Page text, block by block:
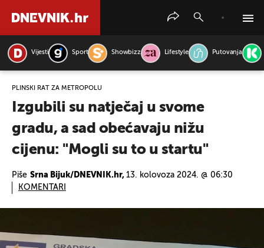
Vijesti Sport Showbizz Lifestyle Putovanja
PLINSKI RAT ZA METROPOLU
Izgubili su natječaj u svome
gradu, a sad obećavaju nižu
cijenu: "Mogli su to u startu"
Piše Srna Bijuk/DNEVNIK.hr, 13. kolovoza 2024. @ 06:30
KOMENTARI
PRETRAŽITE VIJESTI